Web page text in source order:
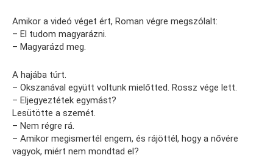
Amikor a videó véget ért, Roman végre megszólalt:
– El tudom magyarázni.
– Magyarázd meg.
A hajába túrt.
– Okszanával együtt voltunk mielőtted. Rossz vége lett.
– Eljegyeztétek egymást?
Lesütötte a szemét.
– Nem régre rá.
– Amikor megismertél engem, és rájöttél, hogy a nővére
vagyok, miért nem mondtad el?